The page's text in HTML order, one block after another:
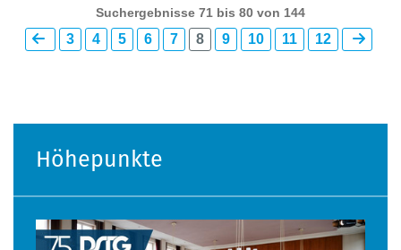
Suchergebnisse 71 bis 80 von 144
3 4 5 6 7 8 9 10 11 12
Höhepunkte